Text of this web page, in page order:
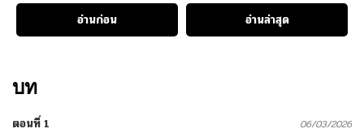
อ่านก่อน
อ่านล่าสุด
บท
ตอนที่ 1 06/03/2026